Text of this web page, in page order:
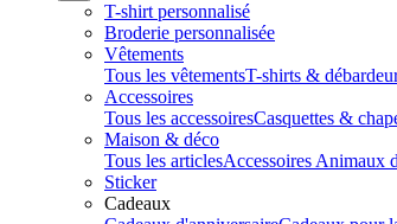
T-shirt personnalisé
Broderie personnalisée
Vêtements
Tous les vêtementsT-shirts &
Accessoires
Tous les accessoiresCasquettes &
Maison & déco
Tous les articlesAccessoires Animaux
Sticker
Cadeaux